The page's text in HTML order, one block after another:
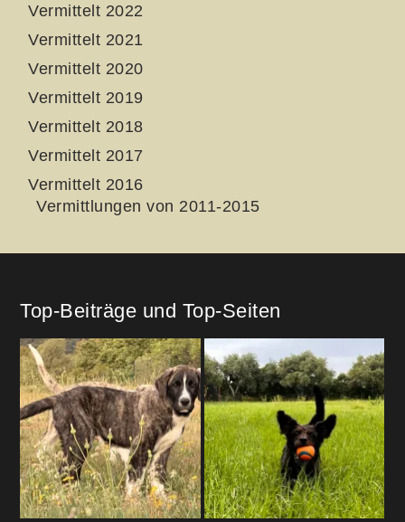
Vermittelt 2022
Vermittelt 2021
Vermittelt 2020
Vermittelt 2019
Vermittelt 2018
Vermittelt 2017
Vermittelt 2016
Vermittlungen von 2011-2015
Top-Beiträge und Top-Seiten